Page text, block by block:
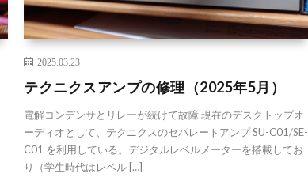
2025.03.23
テクニクスアンプの修理（2025年5月）
電解コンデンサとリレーが続けて故障 現在のデスクトップオ
ーディオとして、テクニクスのセパレートアンプ SU-C01/SE-
C01 を利用している。デジタルレベルメーターを搭載してお
り（学生時代はレベル […]